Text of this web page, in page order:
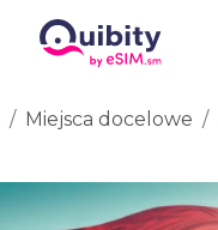
Miejsca docelowe